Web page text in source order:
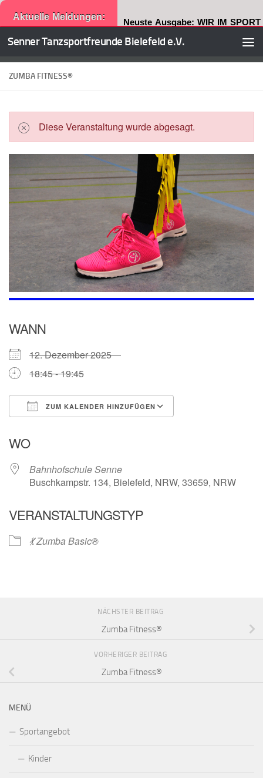
Aktuelle Meldungen: Neuste Ausgabe: WIR IM SPORT
Zum Inhalt springen
Senner Tanzsportfreunde Bielefeld e.V.
ZUMBA FITNESS®
Diese Veranstaltung wurde abgesagt.
WANN
12. Dezember 2025
18:45 - 19:45
ZUM KALENDER HINZUFÜGEN
WO
Bahnhofschule Senne
Buschkampstr. 134, Bielefeld, NRW, 33659, NRW
VERANSTALTUNGSTYP
💃 Zumba Basic®
NÄCHSTER BEITRAG
Zumba Fitness®
VORHERIGER BEITRAG
Zumba Fitness®
MENÜ
Sportangebot
Kinder